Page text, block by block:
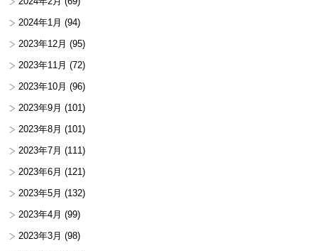
2024年1月 (94)
2023年12月 (95)
2023年11月 (72)
2023年10月 (96)
2023年9月 (101)
2023年8月 (101)
2023年7月 (111)
2023年6月 (121)
2023年5月 (132)
2023年4月 (99)
2023年3月 (98)